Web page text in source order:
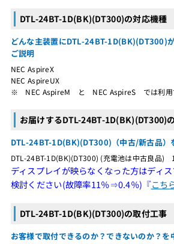
DTL-24BT-1D(BK)(DT300)の対応機種
どんな主装置にDTL-24BT-1D(BK)(DT300)
ご説明
NEC AspireX
NEC AspireUX
※ NEC AspireM と NEC AspireS では利用
お届けするDTL-24BT-1D(BK)(DT300)
DTL-24BT-1D(BK)(DT300)（中古/新古品）
DTL-24BT-1D(BK)(DT300) (充電池は中古良品)
ディスプレイが映らなくなった方はディ
検討ください(故障率11％⇒0.4％)『こち
DTL-24BT-1D(BK)(DT300)の取付工事
お客様で取付できるのか？できないのか？を